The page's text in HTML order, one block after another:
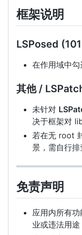
框架说明
LSPosed
在作用域中
其他 /
未针对
决于框架对
若在无 root
景，需自行排
免责声明
应用内所有
业或违法用途